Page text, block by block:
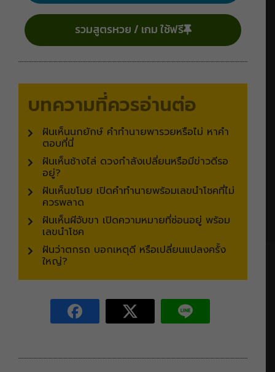
รวมสูตรหวย / เกม ใช้ฟรี
บทความที่ควรอ่านต่อ
ฝันเห็นนกยักษ์ คำทำนายพารวยหรือไม่ หาคำ
ตอบที่นี่
ฝันเห็นช้างไล่ ดวงกำลังเปลี่ยนหรือมีข่าวดีรอ
อยู่?
ฝันเห็นขโมย เปิดคำทำนายพร้อมเลขนำโชคที่ไม่
ควรพลาด
ฝันเห็นผีจับขา เปิดความหมายที่ซ่อนอยู่ พร้อม
เลขนำโชค
ฝันว่าตกรถ บอกเหตุดี หรือเปลี่ยนแปลงครั้ง
ใหญ่?